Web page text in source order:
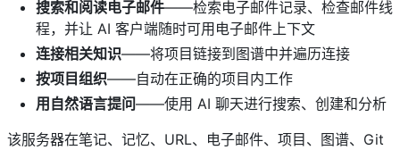
搜索和阅读电子邮件——检索电子邮件记录、检查邮件线
程，并让 AI 客户端随时可用电子邮件上下文
连接相关知识——将项目链接到图谱中并遍历连接
按项目组织——自动在正确的项目内工作
用自然语言提问——使用 AI 聊天进行搜索、创建和分析
该服务器在笔记、记忆、URL、电子邮件、项目、图谱、Git